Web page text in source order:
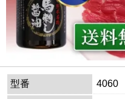
型番 4060